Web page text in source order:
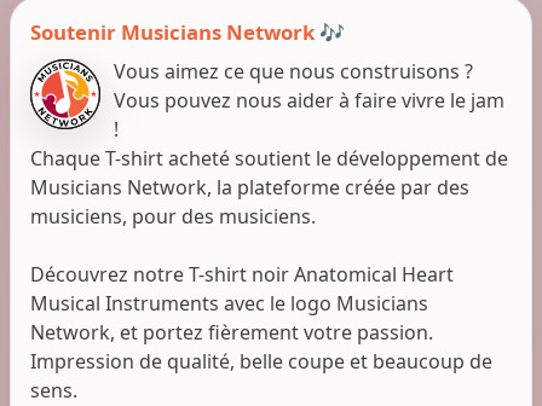
Soutenir Musicians Network 🎶
Vous aimez ce que nous construisons ?
Vous pouvez nous aider à faire vivre le jam
!
Chaque T-shirt acheté soutient le développement de
Musicians Network, la plateforme créée par des
musiciens, pour des musiciens.
Découvrez notre T-shirt noir Anatomical Heart
Musical Instruments avec le logo Musicians
Network, et portez fièrement votre passion.
Impression de qualité, belle coupe et beaucoup de
sens.